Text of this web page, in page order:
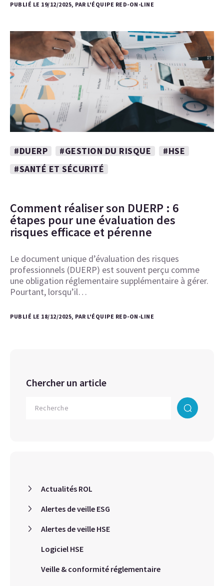
PUBLIÉ LE 19/12/2025, PAR L'ÉQUIPE RED-ON-LINE
#DUERP #GESTION DU RISQUE
#HSE
#SANTÉ ET SÉCURITÉ
Comment réaliser son DUERP : 6
étapes pour une évaluation des
risques efficace et pérenne
Le document unique d’évaluation des risques
professionnels (DUERP) est souvent perçu comme
une obligation réglementaire supplémentaire à gérer.
Pourtant, lorsqu’il…
PUBLIÉ LE 18/12/2025, PAR L'ÉQUIPE RED-ON-LINE
Chercher un article
Actualités ROL
Alertes de veille ESG
Alertes de veille HSE
Logiciel HSE
Veille & conformité réglementaire